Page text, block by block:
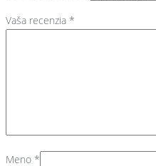
Vaša recenzia *
Meno *